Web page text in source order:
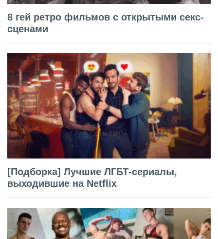
8 гей ретро фильмов с открытыми секс-
сценами
[Подборка] Лучшие ЛГБТ-сериалы,
выходившие на Netflix